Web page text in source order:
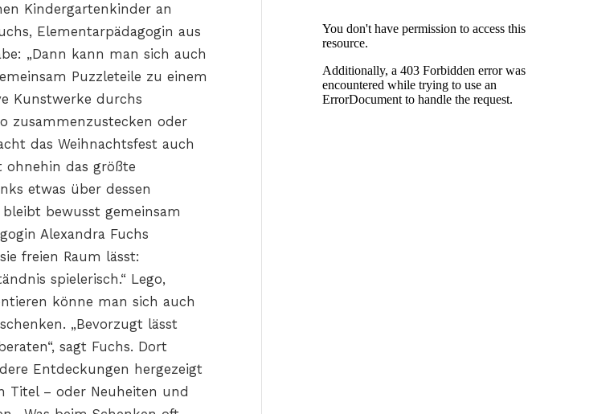
Kindergartenkinder an
Elementarpädagogin aus
„Dann kann man sich auch
Puzzleteile zu einem
Kunstwerke durchs
zusammenzustecken oder
das Weihnachtsfest auch
ohnehin das größte
etwas über dessen
bewusst gemeinsam
Alexandra Fuchs
freien Raum lässt:
spielerisch.“ Lego,
könne man sich auch
„Bevorzugt lässt
sagt Fuchs. Dort
Entdeckungen hergezeigt
Titel – oder Neuheiten und